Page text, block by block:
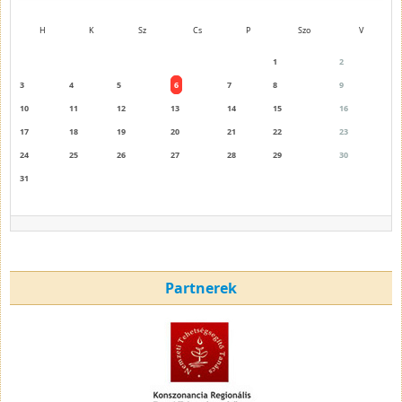
H K Sz Cs P Szo V
1
2
3
4 5 6 7 8
9
10
11 12 13 14 15
16
17
18 19 20 21 22
23
24
25 26 27 28 29
30
31
Partnerek